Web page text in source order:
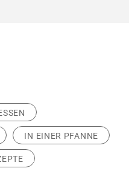
IN EINER PFANNE